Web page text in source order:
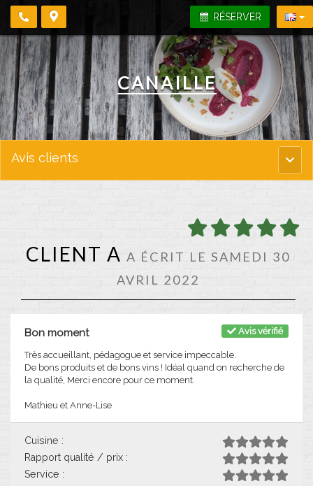
RÉSERVER
CANAILLE
Menu
Avis clients
CLIENT A A ÉCRIT LE SAMEDI 30
AVRIL 2022
Avis vérifié
Bon moment
Très accueillant, pédagogue et service impeccable.
De bons produits et de bons vins ! Idéal quand on recherche de
la qualité, Merci encore pour ce moment.
Mathieu et Anne-Lise
Cuisine :
Rapport qualité / prix :
Service :